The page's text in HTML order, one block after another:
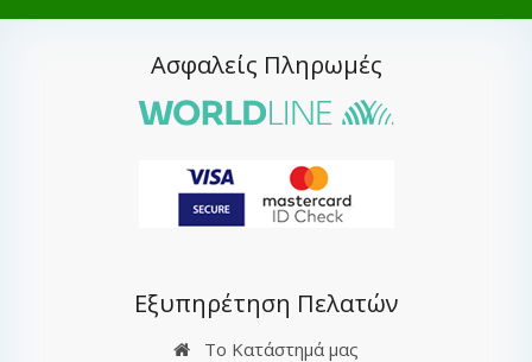
Ασφαλείς Πληρωμές
Εξυπηρέτηση Πελατών
Το Κατάστημά μας